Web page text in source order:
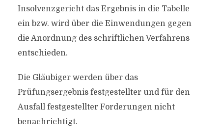
Insolvenzgericht das Ergebnis in die Tabelle
ein bzw. wird über die Einwendungen gegen
die Anordnung des schriftlichen Verfahrens
entschieden.
Die Gläubiger werden über das
Prüfungsergebnis festgestellter und für den
Ausfall festgestellter Forderungen nicht
benachrichtigt.